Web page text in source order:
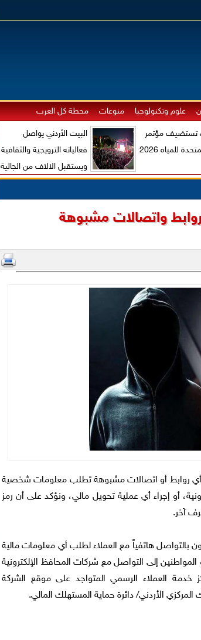
علوم وتكنولوجيا منوعات محطة كل العرب
تستضيف مؤتمر
للمياه 2026
البيت الأردني يواصل
فعالياته الترويجية والثقافية
ويستقبل الالاف من الجالية
روابط واتصالات مشبوهة
أي روابط أو اتصالات مشبوهة تطلب معلومات شخصية
أو إجراء أي عملية تحويل مالي، ونؤكد على أن رمز
آخر.
بالتواصل هاتفياً مع العملاء لطلب أي معلومات مالية
إلى التواصل مع شركات المحافظ الإلكترونية
خدمة العملاء الرسمي المتواجد على موقع الشركة
الأردني/ دائرة حماية المستهلك المالي.